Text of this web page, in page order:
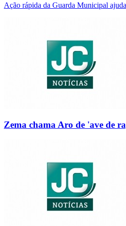
Ação rápida da Guarda Municipal
Zema chama Aro de 'ave de